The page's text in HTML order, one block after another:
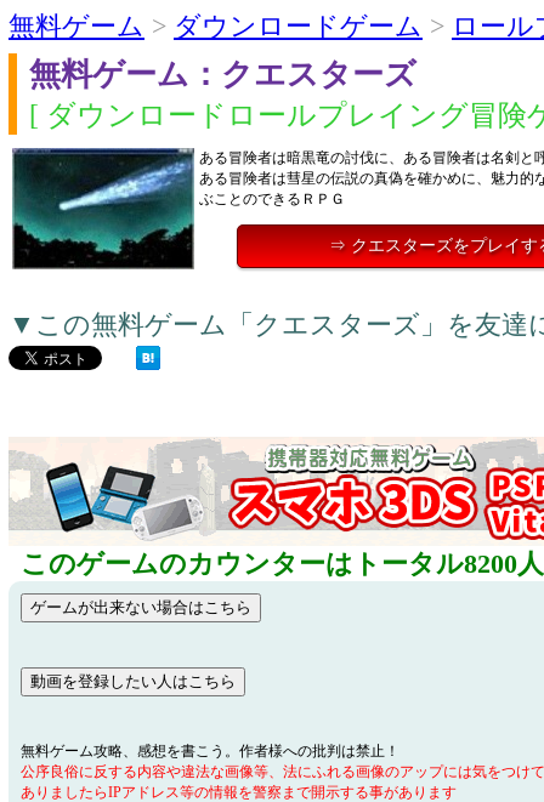
無料ゲーム > ダウンロードゲーム > ロー
無料ゲーム：クエスターズ
[ ダウンロードロールプレイング冒険
ある冒険者は暗黒竜の討伐に、ある冒険者は名剣と
ある冒険者は彗星の伝説の真偽を確かめに、魅力的
ぶことのできるＲＰＧ
⇒ クエスターズをプレイす
▼この無料ゲーム「クエスターズ」を友達
このゲームのカウンターはトータル8200
無料ゲーム攻略、感想を書こう。作者様への批判は禁止！
公序良俗に反する内容や違法な画像等、法にふれる画像のアップには気をつけ
ありましたらIPアドレス等の情報を警察まで開示する事があります